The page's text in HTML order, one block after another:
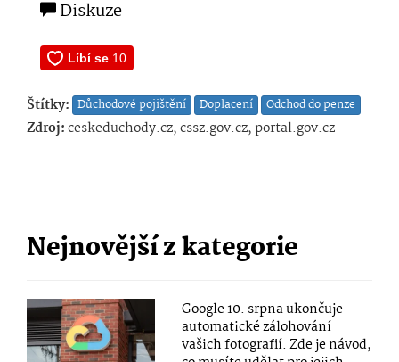
Diskuze
Štítky: Důchodové pojištění Doplacení Odchod do penze
Zdroj:ceskeduchody.cz, cssz.gov.cz, portal.gov.cz
Nejnovější z kategorie
Google 10. srpna ukončuje
automatické zálohování
vašich fotografií. Zde je návod,